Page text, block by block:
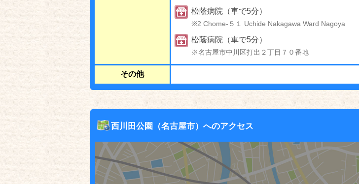
松蔭病院（車で5分）
※2 Chome-５１ Uchide Nakagawa Ward Nagoya
松蔭病院（車で5分）
※名古屋市中川区打出２丁目７０番地
その他
西川田公園（名古屋市）へのアクセス